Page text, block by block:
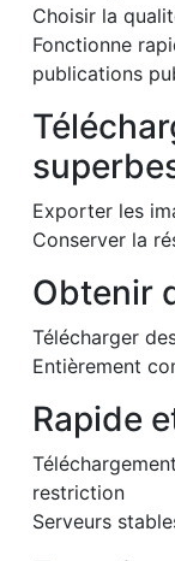
Choisir la
Fonctionne
publications
Exporter les
Conserver la
Obtenir
Télécharger
Entièrement
Rapide
restriction
Serveurs